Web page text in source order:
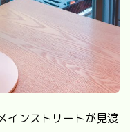
インストリートが見渡